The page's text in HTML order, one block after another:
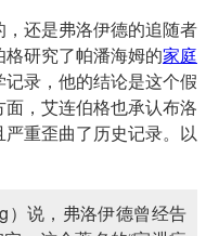
还是弗洛伊德的追随者
研究了帕潘海姆的家庭
录，他的结论是这个假
，艾连伯格也承认布洛
重歪曲了历史记录。以
）说，弗洛伊德曾经告